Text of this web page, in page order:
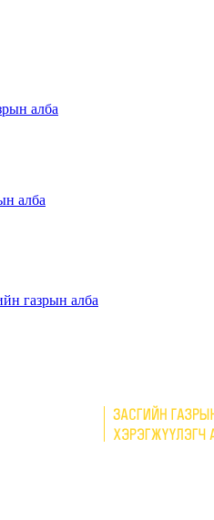
алба
алба
газрын алба